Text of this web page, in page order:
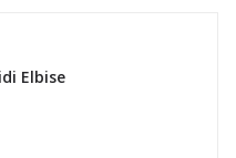
Elbise